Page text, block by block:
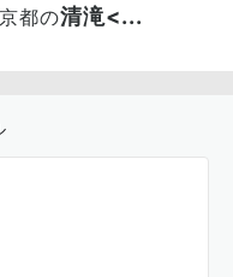
都の清滝<...